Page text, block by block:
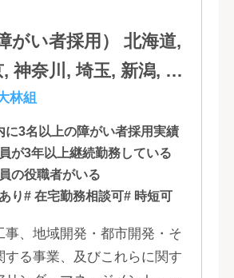
者採用） 北海道,
神奈川, 埼玉, 新潟, 愛
都, 兵庫, 広島, 香川,
林組
に3名以上の障がい者採用実績
が3年以上継続勤務している
の役職者がいる
り# 在宅勤務相談可# 時短可
事、地域開発・都市開発・そ
する事業、及びこれらに関す